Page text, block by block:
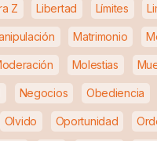
Z Libertad Límites
Matrimonio
Molestias
Negocios Obediencia
Olvido Oportunidad